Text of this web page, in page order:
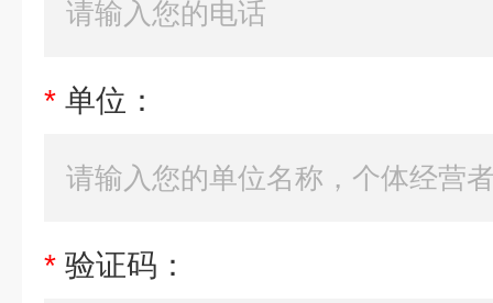
* 单位：
* 验证码：